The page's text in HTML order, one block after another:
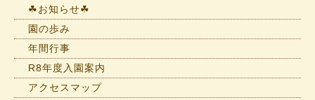
☘お知らせ☘
園の歩み
年間行事
R8年度入園案内
アクセスマップ